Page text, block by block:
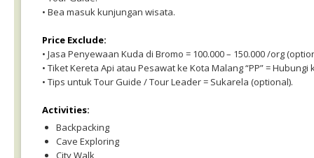
• Bea masuk kunjungan wisata.
Price Exclude:
• Jasa Penyewaan Kuda di Bromo = 100.000 – 150.000 /org
• Tiket Kereta Api atau Pesawat ke Kota Malang “PP” = Hubungi
• Tips untuk Tour Guide / Tour Leader = Sukarela (optional).
Activities:
Backpacking
Cave Exploring
City Walk